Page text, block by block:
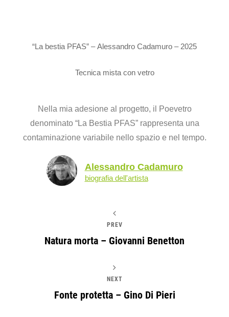
“La bestia PFAS” – Alessandro Cadamuro – 2025
Tecnica mista con vetro
Nella mia adesione al progetto, il Poevetro
denominato “La Bestia PFAS” rappresenta una
contaminazione variabile nello spazio e nel tempo.
Alessandro Cadamuro
biografia dell'artista
PREV
Natura morta – Giovanni Benetton
NEXT
Fonte protetta – Gino Di Pieri